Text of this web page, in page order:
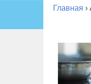
Главная ›